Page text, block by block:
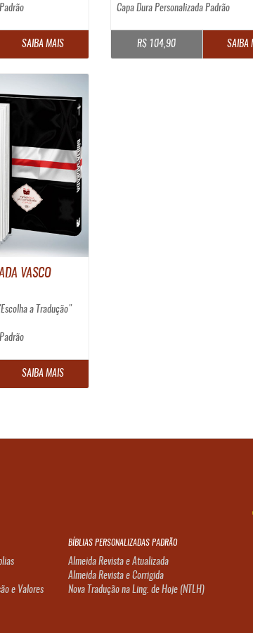
SAIBA MAIS
Capa Dura Personalizada Padrão
R$ 104,90 SAIBA
VASCO
a Tradução"
SAIBA MAIS
e Valores
BÍBLIAS PERSONALIZADAS PADRÃO
Almeida Revista e Atualizada
Almeida Revista e Corrigida
Nova Tradução na Ling. de Hoje (NTLH)